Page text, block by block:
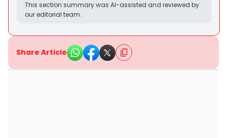
This section summary was AI-assisted and reviewed by
our editorial team.
Share Article